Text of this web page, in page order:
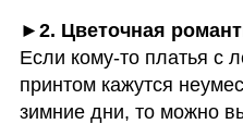
►2. Цветочная
Если кому-то платья с
принтом кажутся
зимние дни, то можно